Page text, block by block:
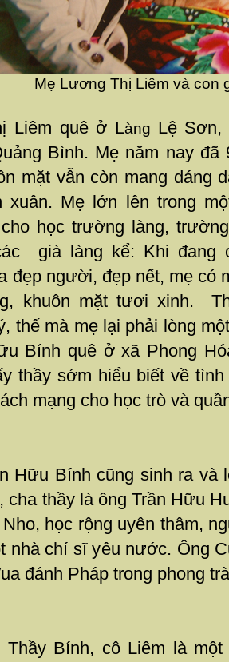
Mẹ Lương Thị Liêm và con
Liêm quê ở Làng Lệ Sơn,
Bình. Mẹ năm nay đã
mặt vẫn còn mang dáng
xuân. Mẹ lớn lên trong
học trường làng,
già làng kể: Khi đang
đẹp người, đẹp nết, mẹ có
khuôn mặt tươi xinh.
thế mà mẹ lại phải lòng
Bính quê ở xã Phong
thầy sớm hiểu biết về
mạng cho học trò và
Hữu Bính cũng sinh ra và
cha thầy là ông Trần Hữu
học rộng uyên thâm,
nhà chí sĩ yêu nước. Ông
đánh Pháp trong phong
Thầy Bính, cô Liêm là